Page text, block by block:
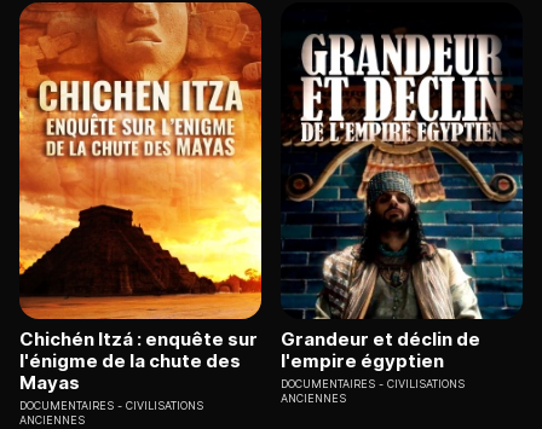
Chichén Itzá : enquête sur
l'énigme de la chute des
Mayas
DOCUMENTAIRES
CIVILISATIONS
ANCIENNES
Grandeur et déclin de
l'empire égyptien
DOCUMENTAIRES
CIVILISATIONS
ANCIENNES